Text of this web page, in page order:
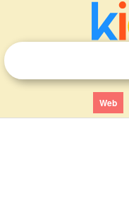
Web